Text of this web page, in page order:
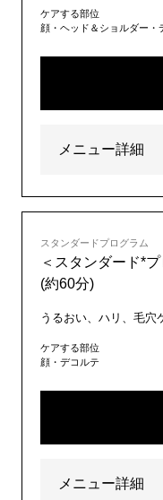
ケアする部位
顔・ヘッド＆ショルダー・
メニュー詳細
スタンダードプログラム
＜スタンダード*
(約60分)
うるおい、ハリ、毛穴
ケアする部位
顔・デコルテ
メニュー詳細